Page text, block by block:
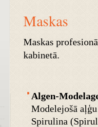
Maskas
Maskas
kabinetā.
Algen-
Modelejošā
Spirulina